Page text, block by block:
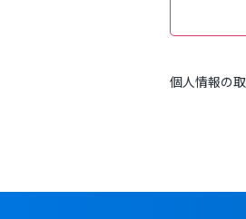
個人情報の